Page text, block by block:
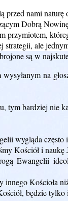
przed nami
Dobrą
przymiotem,
strategii, ale
są w
na
tym bardziej nie
wygląda często
Kościół i naukę
Ewangelii
innego Kościoła
będzie